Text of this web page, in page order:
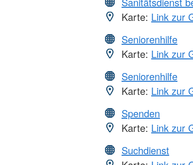
Karte: Link zur
Seniorenhilfe
Karte: Link zur
Seniorenhilfe
Karte: Link zur
Spenden
Karte: Link zur
Suchdienst